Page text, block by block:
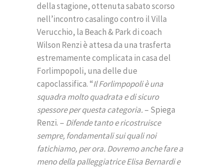
della stagione, ottenuta sabato scorso
nell’incontro casalingo contro il Villa
Verucchio, la Beach & Park di coach
Wilson Renzi è attesa da una trasferta
estremamente complicata in casa del
Forlimpopoli, una delle due
capoclassifica. “Il Forlimpopoli è una
squadra molto quadrata e di sicuro
spessore per questa categoria.– Spiega
Renzi. – Difende tanto e ricostruisce
sempre, fondamentali sui quali noi
fatichiamo, per ora. Dovremo anche fare a
meno della palleggiatrice Elisa Bernardi e